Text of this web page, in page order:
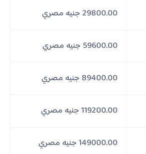
29800.00 جنيه مصري
59600.00 جنيه مصري
89400.00 جنيه مصري
119200.00 جنيه مصري
149000.00 جنيه مصري